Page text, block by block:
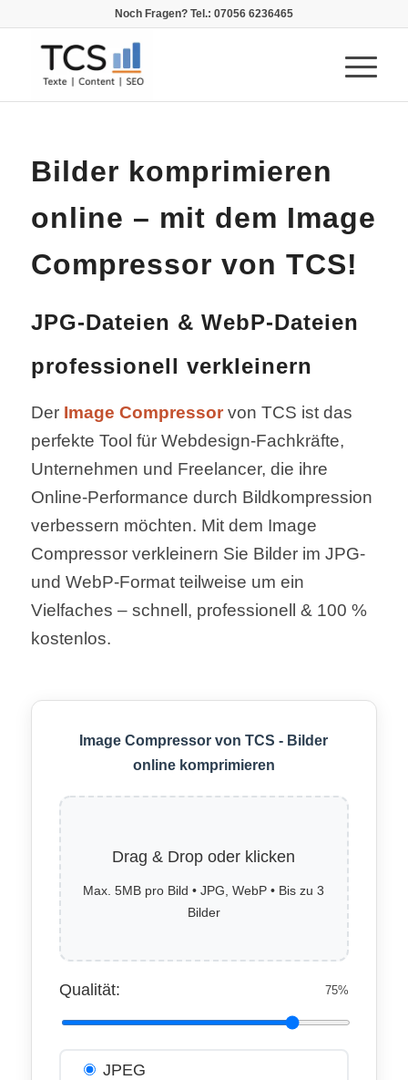
Noch Fragen? Tel.: 07056 6236465
Bilder komprimieren
online – mit dem Image
Compressor von TCS!
JPG-Dateien & WebP-Dateien
professionell verkleinern
Der Image Compressorvon TCS ist das
perfekte Tool für Webdesign-Fachkräfte,
Unternehmen und Freelancer, die ihre
Online-Performance durch Bildkompression
verbessern möchten. Mit dem Image
Compressor verkleinern Sie Bilder im JPG-
und WebP-Format teilweise um ein
Vielfaches – schnell, professionell & 100 %
kostenlos.
Image Compressor von TCS - Bilder
online komprimieren
Drag & Drop oder klicken
Max. 5MB pro Bild • JPG, WebP • Bis zu 3
Bilder
Qualität: 75%
JPEG